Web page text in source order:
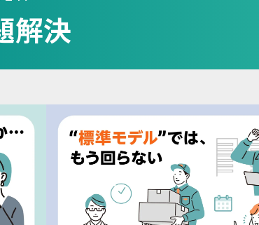
解決